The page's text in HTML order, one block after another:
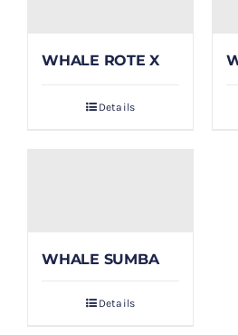
WHALE ROTE X
Details
WHALE SUMBA
Details